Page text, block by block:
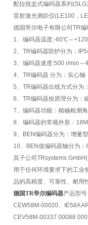
配拉线盒式编码器系列(SLG
雷射激光测距仪(LE100，
德国帝尔电子有限公司 TR编
1、编码器温度:-60℃～
2、TR编码器防护分为：
3、编码器速度:500 r/min～
4、TR编码器 分为：实心轴
5、TR编码器出线方式分为
6、TR编码器按原理分为：
7、编码器功能：精确检测
8、编码器的常规外形：
9、BEN编码器分为：增量
10、BEN值编码器轴分为
其子公司TRsystems
用于任何环境要求下的工业
品的高精度、可靠性、耐用
德国TR帝尔编码器产品型号
CEW58M-00020、
IE58A
CEV58M-00337 00088 000